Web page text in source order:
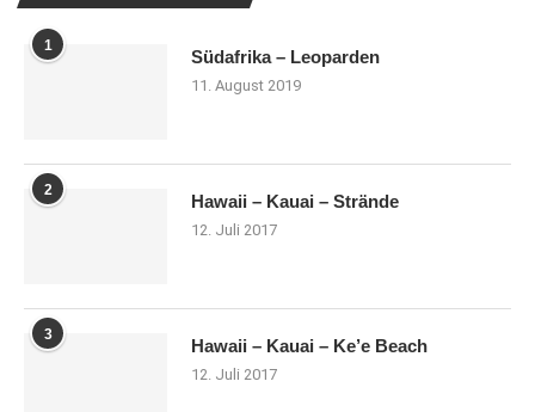
1
Südafrika – Leoparden
11. August 2019
2
Hawaii – Kauai – Strände
12. Juli 2017
3
Hawaii – Kauai – Ke’e Beach
12. Juli 2017